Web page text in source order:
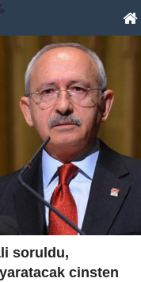
soruldu,
cinsten